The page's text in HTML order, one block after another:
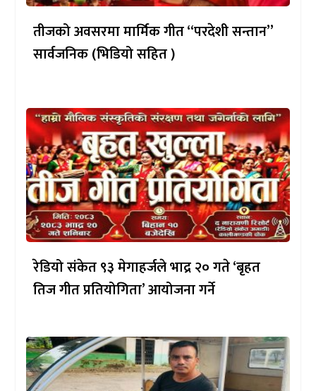
तीजको अवसरमा मार्मिक गीत “परदेशी सन्तान”
सार्वजनिक (भिडियो सहित )
रेडियो संकेत ९३ मेगाहर्जले भाद्र २० गते ‘बृहत
तिज गीत प्रतियोगिता’ आयोजना गर्ने